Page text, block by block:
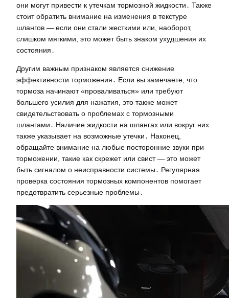
они могут привести к утечкам тормозной жидкости․ Также
стоит обратить внимание на изменения в текстуре
шлангов — если они стали жесткими или, наоборот,
слишком мягкими, это может быть знаком ухудшения их
состояния․
Другим важным признаком является снижение
эффективности торможения․ Если вы замечаете, что
тормоза начинают «проваливаться» или требуют
большего усилия для нажатия, это также может
свидетельствовать о проблемах с тормозными
шлангами․ Наличие жидкости на шлангах или вокруг них
также указывает на возможные утечки․ Наконец,
обращайте внимание на любые посторонние звуки при
торможении, такие как скрежет или свист — это может
быть сигналом о неисправности системы․ Регулярная
проверка состояния тормозных компонентов помогает
предотвратить серьезные проблемы․